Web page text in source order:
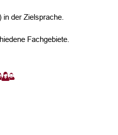
der Zielsprache.
Fachgebiete.